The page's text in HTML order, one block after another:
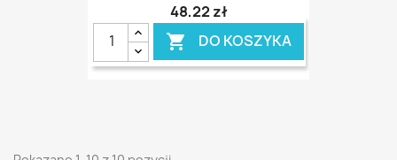
48,22 zł
 DO KOSZYKA